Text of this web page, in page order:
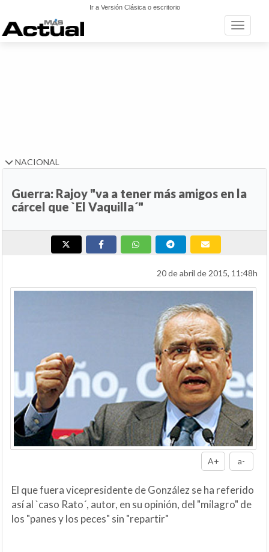
Ir a Versión Clásica o escritorio
Toggle
NACIONAL
Guerra: Rajoy "va a tener más amigos en la
cárcel que `El Vaquilla´"
20 de abril de 2015, 11:48h
A+ a-
El que fuera vicepresidente de González se ha referido
así al `caso Rato´, autor, en su opinión, del "milagro" de
los "panes y los peces" sin "repartir"